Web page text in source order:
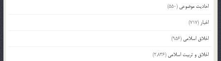
احادیث موضوعی (550)
اخبار (717)
اخلاق اسلامی (956)
اخلاق و تربیت اسلامی (2,836)